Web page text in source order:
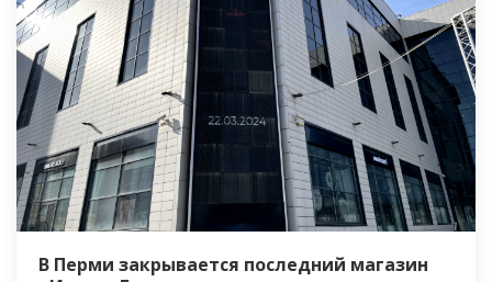
В Перми закрывается последний магазин